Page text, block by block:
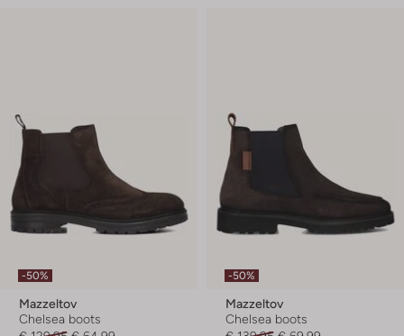
-50%
Mazzeltov
Chelsea boots
-50%
Mazzeltov
Chelsea boots